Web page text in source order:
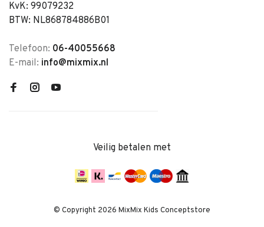
KvK: 99079232
BTW: NL868784886B01
Telefoon: 06-40055668
E-mail: info@mixmix.nl
Veilig betalen met
© Copyright 2026 MixMix Kids Conceptstore